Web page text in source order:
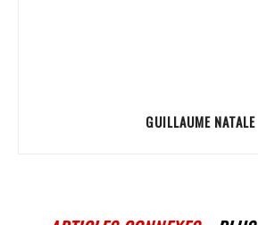
GUILLAUME NATALE